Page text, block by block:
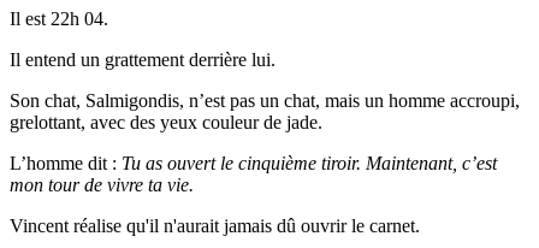
Il est 22h 04.
Il entend un grattement derrière lui.
Son chat, Salmigondis, n’est pas un chat, mais un homme accroupi,
grelottant, avec des yeux couleur de jade.
L’homme dit : Tu as ouvert le cinquième tiroir. Maintenant, c’est
mon tour de vivre ta vie.
Vincent réalise qu'il n'aurait jamais dû ouvrir le carnet.